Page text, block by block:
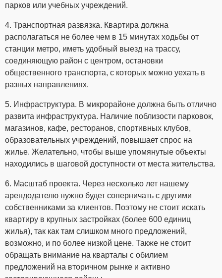
парков или учебных учреждений.
4. Транспортная развязка. Квартира должна
располагаться не более чем в 15 минутах ходьбы от
станции метро, иметь удобный выезд на трассу,
соединяющую район с центром, остановки
общественного транспорта, с которых можно уехать в
разных направлениях.
5. Инфраструктура. В микрорайоне должна быть отлично
развита инфраструктура. Наличие поблизости парковок,
магазинов, кафе, ресторанов, спортивных клубов,
образовательных учреждений, повышает спрос на
жилье. Желательно, чтобы выше упомянутые объекты
находились в шаговой доступности от места жительства.
6. Масштаб проекта. Через несколько лет нашему
арендодателю нужно будет соперничать с другими
собственниками за клиентов. Поэтому не стоит искать
квартиру в крупных застройках (более 600 единиц
жилья), так как там слишком много предложений,
возможно, и по более низкой цене. Также не стоит
обращать внимание на кварталы с обилием
предложений на вторичном рынке и активно